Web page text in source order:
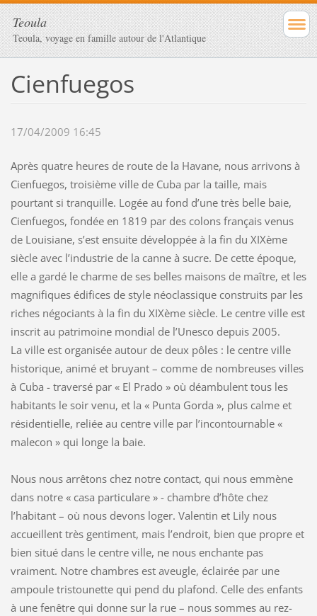
Teoula
Teoula, voyage en famille autour de l'Atlantique
Cienfuegos
17/04/2009 16:45
Après quatre heures de route de la Havane, nous arrivons à
Cienfuegos, troisième ville de Cuba par la taille, mais
pourtant si tranquille. Logée au fond d’une très belle baie,
Cienfuegos, fondée en 1819 par des colons français venus
de Louisiane, s’est ensuite développée à la fin du XIXème
siècle avec l’industrie de la canne à sucre. De cette époque,
elle a gardé le charme de ses belles maisons de maître, et les
magnifiques édifices de style néoclassique construits par les
riches négociants à la fin du XIXème siècle. Le centre ville est
inscrit au patrimoine mondial de l’Unesco depuis 2005.
La ville est organisée autour de deux pôles : le centre ville
historique, animé et bruyant – comme de nombreuses villes
à Cuba - traversé par « El Prado » où déambulent tous les
habitants le soir venu, et la « Punta Gorda », plus calme et
résidentielle, reliée au centre ville par l’incontournable «
malecon » qui longe la baie.
Nous nous arrêtons chez notre contact, qui nous emmène
dans notre « casa particulare » - chambre d’hôte chez
l’habitant – où nous devons loger. Valentin et Lily nous
accueillent très gentiment, mais l’endroit, bien que propre et
bien situé dans le centre ville, ne nous enchante pas
vraiment. Notre chambres est aveugle, éclairée par une
ampoule tristounette qui pend du plafond. Celle des enfants
à une fenêtre qui donne sur la rue – nous sommes au rez-